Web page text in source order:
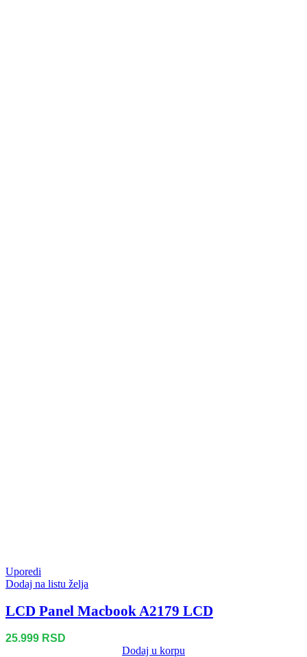
Uporedi
Dodaj na listu želja
LCD Panel Macbook A2179 LCD
25.999 RSD
Dodaj u korpu